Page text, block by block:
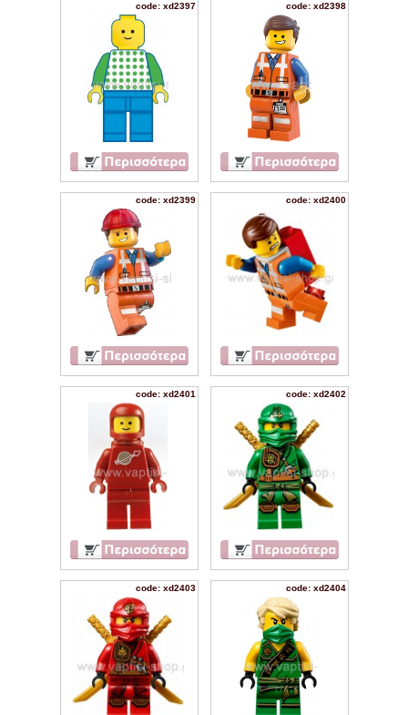
code: xd2397 code: xd2398
code: xd2399 code: xd2400
code: xd2401 code: xd2402
code: xd2403 code: xd2404